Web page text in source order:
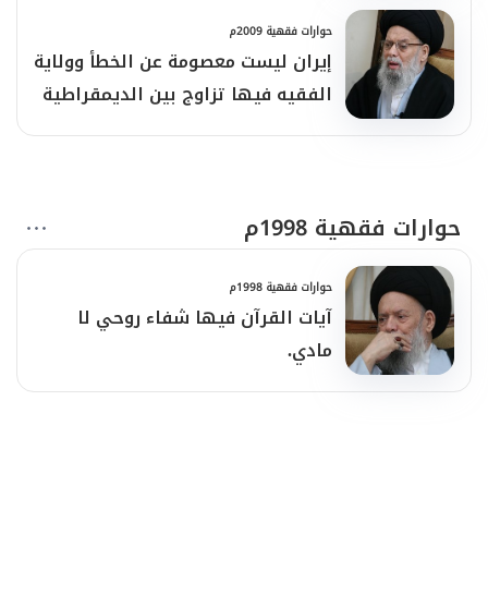
هي جزء من رسالتي
حوارات فقهية 2009م
إيران ليست معصومة عن الخطأ وولاية
الفقيه فيها تزاوج بين الديمقراطية
في الانتخاب وبين مسألة الولاية فضل
حوارات فقهية 1998م
حوارات فقهية 1998م
آيات القرآن فيها شفاء روحي لا
مادي.